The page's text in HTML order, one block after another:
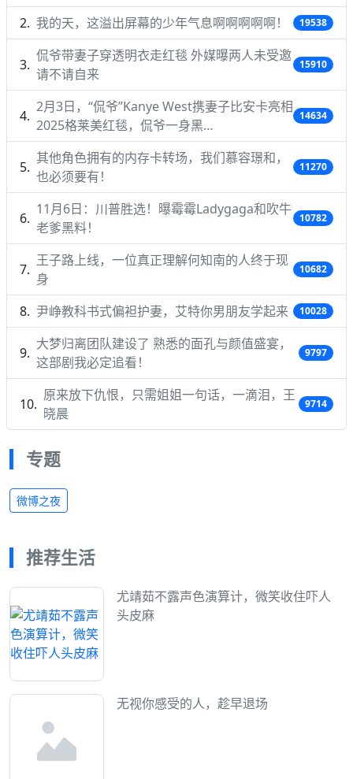
我的天，这溢出屏幕的少年气息啊啊啊啊啊！ 19538
侃爷带妻子穿透明衣走红毯 外媒曝两人未受邀
请不请自来
15910
2月3日，“侃爷”Kanye West携妻子比安卡亮相
2025格莱美红毯，侃爷一身黑…
14634
其他角色拥有的内存卡转场，我们慕容璟和，
也必须要有！
11270
11月6日：川普胜选！曝霉霉Ladygaga和吹牛
老爹黑料！
10782
王子路上线，一位真正理解何知南的人终于现
身
10682
尹峥教科书式偏袒护妻，艾特你男朋友学起来 10028
大梦归离团队建设了 熟悉的面孔与颜值盛宴，
这部剧我必定追看！
9797
原来放下仇恨，只需姐姐一句话，一滴泪，王
晓晨
9714
专题
微博之夜
推荐生活
尤靖茹不露声色演算计，微笑收住吓人
头皮麻
无视你感受的人，趁早退场